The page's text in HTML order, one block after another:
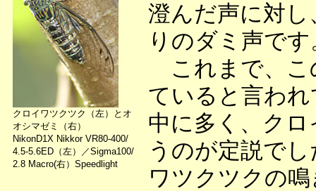
クロイワツクツク（左）とオ
オシマゼミ（右）
NikonD1X Nikkor VR80-400/
4.5-5.6ED（左）／Sigma100/
2.8 Macro(右）Speedlight
澄んだ声に対
りのダミ声です
これまで、こ
ていると言わ
中に多く、ク
うのが定説で
ワツクツクの